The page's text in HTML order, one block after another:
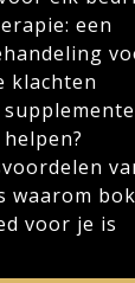
een
klachten
waarom
voor je is